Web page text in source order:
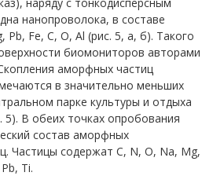
нанопроволока, в составе
Fe, C, O, Al (рис. 5, а, б). Такого
биомониторов авторами
аморфных частиц
в значительно меньших
парке культуры и отдыха
5). В обеих точках опробования
состав аморфных
Частицы содержат C, N, O, Na, Mg,
Ti.